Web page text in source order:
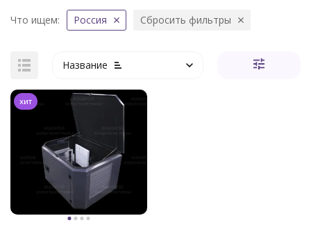
Что ищем: Россия Сбросить фильтры
Название
хит